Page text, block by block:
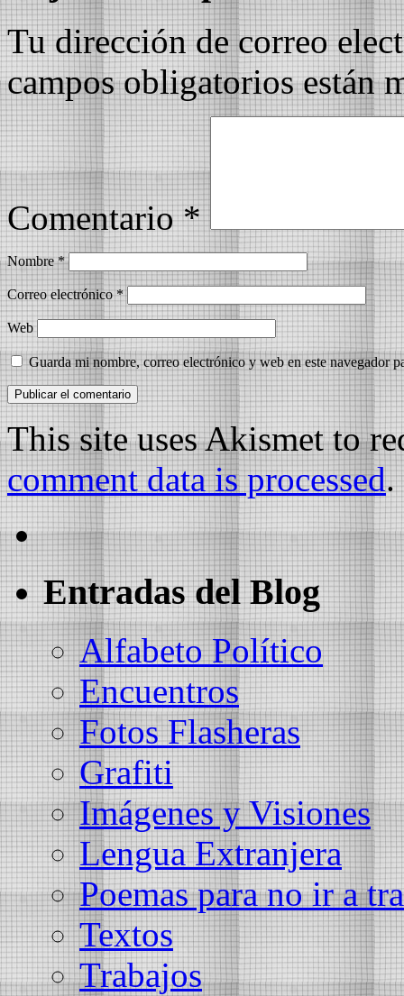
Tu dirección de correo
campos obligatorios están
Comentario*
Nombre*
Correo electrónico *
Web
Guarda mi nombre, correo electrónico y web en este navegador
This site uses Akismet to
comment data is processed.
Entradas del Blog
Alfabeto Político
Encuentros
Fotos Flasheras
Grafiti
Imágenes y Visiones
Lengua Extranjera
Poemas para no ir a
Textos
Trabajos